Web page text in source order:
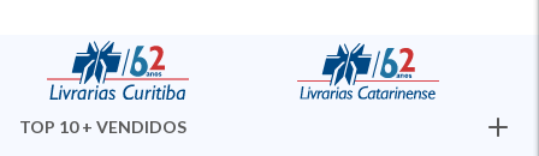
TOP 10 + VENDIDOS